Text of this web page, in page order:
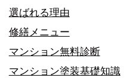
選ばれる理由
修繕メニュー
マンション無料診断
マンション塗装基礎知識